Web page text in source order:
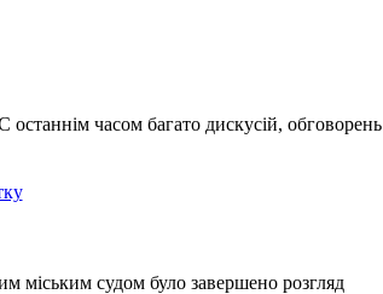
часом багато дискусій, обговорень
міським судом було завершено розгляд